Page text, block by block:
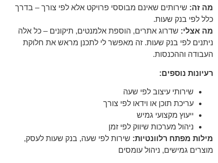
מה זה: שירותים שאינם מבוססי פרויקט אלא לפי צורך – בדרך
כלל לפי בנק שעות.
מה אצלי: שדרוג אתרים, הוספת אלמנטים, תיקונים – כל אלה
ניתנים לפי בנק שעות. זה מאפשר לי לתכנן מראש את חלוקת
העבודה וההכנסות.
רעיונות נוספים:
שירותי עיצוב לפי שעה
עריכת תוכן או וידאו לפי צורך
ייעוץ מקצועי גמיש
ניהול מערכות שיווק לפי זמן
מילות מפתח רלוונטיות: שירות לפי שעה, בנק שעות לעסק,
מוצרים גמישים, ניהול עומסים